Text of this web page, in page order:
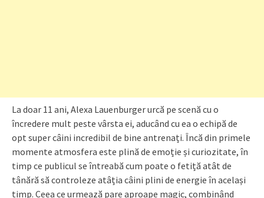
La doar 11 ani, Alexa Lauenburger urcă pe scenă cu o
încredere mult peste vârsta ei, aducând cu ea o echipă de
opt super câini incredibil de bine antrenați. Încă din primele
momente atmosfera este plină de emoție și curiozitate, în
timp ce publicul se întreabă cum poate o fetiță atât de
tânără să controleze atâția câini plini de energie în același
timp. Ceea ce urmează pare aproape magic, combinând